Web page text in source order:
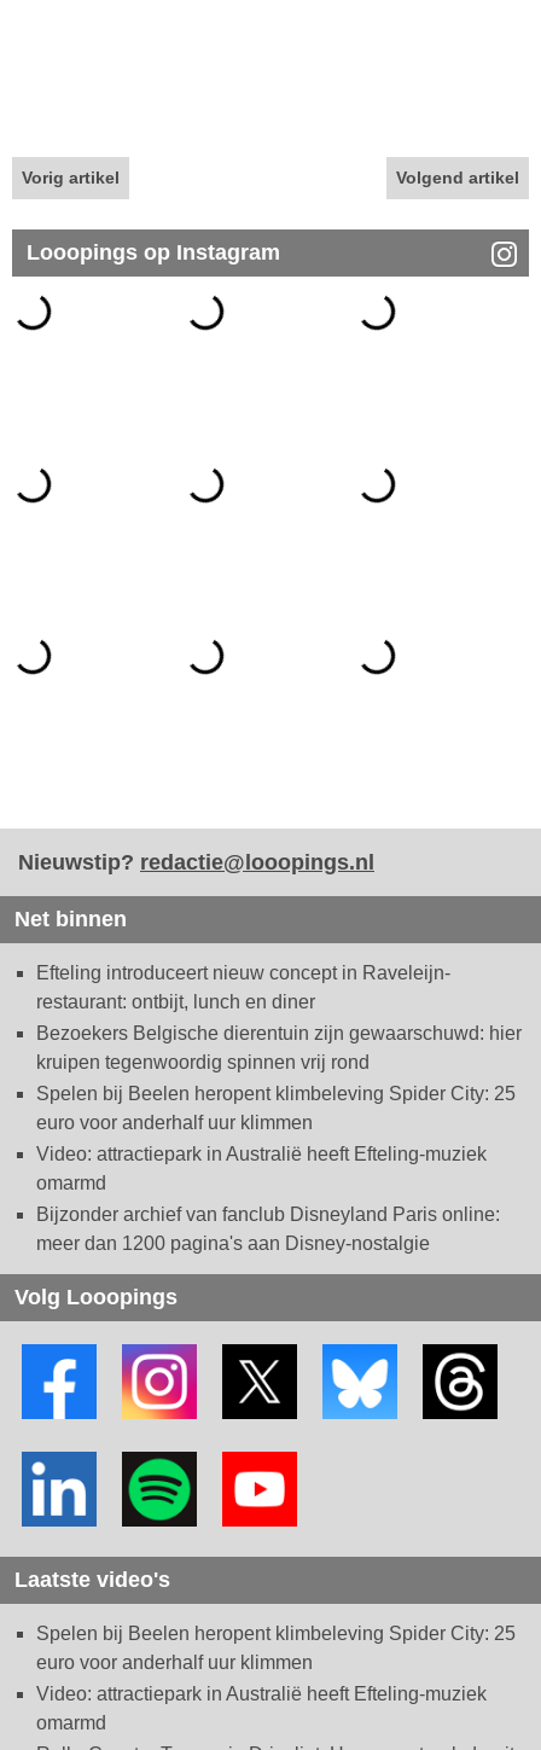
Vorig artikel Volgend artikel
Looopings op Instagram
Nieuwstip? redactie@looopings.nl
Net binnen
Efteling introduceert nieuw concept in Raveleijn-
restaurant: ontbijt, lunch en diner
Bezoekers Belgische dierentuin zijn gewaarschuwd: hier
kruipen tegenwoordig spinnen vrij rond
Spelen bij Beelen heropent klimbeleving Spider City: 25
euro voor anderhalf uur klimmen
Video: attractiepark in Australië heeft Efteling-muziek
omarmd
Bijzonder archief van fanclub Disneyland Paris online:
meer dan 1200 pagina's aan Disney-nostalgie
Volg Looopings
Laatste video's
Spelen bij Beelen heropent klimbeleving Spider City: 25
euro voor anderhalf uur klimmen
Video: attractiepark in Australië heeft Efteling-muziek
omarmd